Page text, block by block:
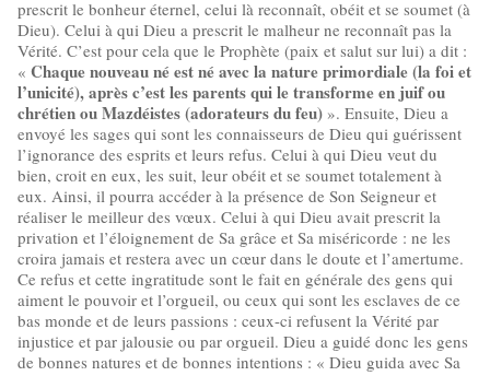
prescrit le bonheur éternel, celui là reconnaît, obéit et se soumet (à
Dieu). Celui à qui Dieu a prescrit le malheur ne reconnaît pas la
Vérité. C’est pour cela que le Prophète (paix et salut sur lui) a dit :
« Chaque nouveau né est né avec la nature primordiale (la foi et
l’unicité), après c’est les parents qui le transforme en juif ou
chrétien ou Mazdéistes (adorateurs du feu) ». Ensuite, Dieu a
envoyé les sages qui sont les connaisseurs de Dieu qui guérissent
l’ignorance des esprits et leurs refus. Celui à qui Dieu veut du
bien, croit en eux, les suit, leur obéit et se soumet totalement à
eux. Ainsi, il pourra accéder à la présence de Son Seigneur et
réaliser le meilleur des vœux. Celui à qui Dieu avait prescrit la
privation et l’éloignement de Sa grâce et Sa miséricorde : ne les
croira jamais et restera avec un cœur dans le doute et l’amertume.
Ce refus et cette ingratitude sont le fait en générale des gens qui
aiment le pouvoir et l’orgueil, ou ceux qui sont les esclaves de ce
bas monde et de leurs passions : ceux-ci refusent la Vérité par
injustice et par jalousie ou par orgueil. Dieu a guidé donc les gens
de bonnes natures et de bonnes intentions : « Dieu guida avec Sa